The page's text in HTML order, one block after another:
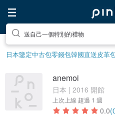
送自己一個特別的禮物
日本鑒定中古包零錢包韓國直送皮革
anemoi
日本 | 2016 開館
上次上線 超過 1 週
0.0